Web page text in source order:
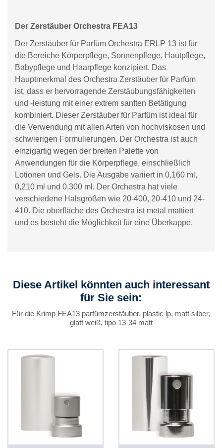
Der Zerstäuber Orchestra FEA13
Der Zerstäuber für Parfüm Orchestra ERLP 13 ist für
die Bereiche Körperpflege, Sonnenpflege, Hautpflege,
Babypflege und Haarpflege konzipiert. Das
Hauptmerkmal des Orchestra Zerstäuber für Parfüm
ist, dass er hervorragende Zerstäubungsfähigkeiten
und -leistung mit einer extrem sanften Betätigung
kombiniert. Dieser Zerstäuber für Parfüm ist ideal für
die Verwendung mit allen Arten von hochviskosen und
schwierigen Formulierungen. Der Orchestra ist auch
einzigartig wegen der breiten Palette von
Anwendungen für die Körperpflege, einschließlich
Lotionen und Gels. Die Ausgabe variiert in 0,160 ml,
0,210 ml und 0,300 ml. Der Orchestra hat viele
verschiedene Halsgrößen wie 20-400, 20-410 und 24-
410. Die oberfläche des Orchestra ist metal mattiert
und es besteht die Möglichkeit für eine Überkappe.
Diese Artikel könnten auch interessant
für Sie sein:
Für die Krimp FEA13 parfümzerstäuber, plastic lp, matt silber,
glatt weiß, tipo 13-34 matt